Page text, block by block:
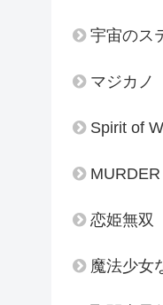
宇宙のス
マジカノ
Spirit of
恋姫無双
魔法少女